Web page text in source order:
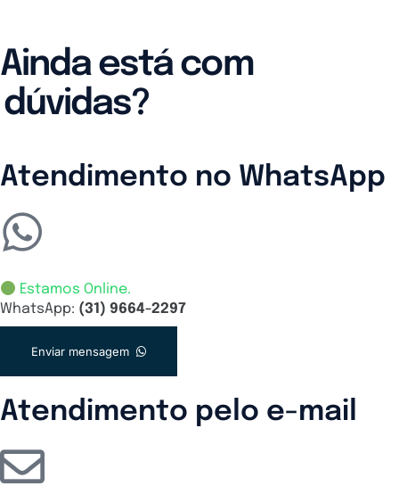
Ainda está com
dúvidas?
Atendimento no WhatsApp
Estamos Online.
WhatsApp: (31) 9664-2297
Enviar mensagem
Atendimento pelo e-mail